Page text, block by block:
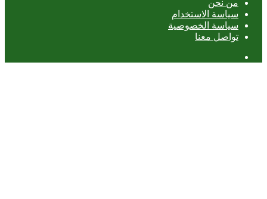
من نحن
سياسة الاستخدام
سياسة الخصوصية
تواصل معنا